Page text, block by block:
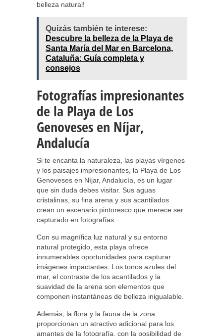
belleza natural!
Quizás también te interese:
Descubre la belleza de la Playa de
Santa María del Mar en Barcelona,
Cataluña: Guía completa y
consejos
Fotografías impresionantes
de la Playa de Los
Genoveses en Níjar,
Andalucía
Si te encanta la naturaleza, las playas vírgenes
y los paisajes impresionantes, la Playa de Los
Genoveses en Níjar, Andalucía, es un lugar
que sin duda debes visitar. Sus aguas
cristalinas, su fina arena y sus acantilados
crean un escenario pintoresco que merece ser
capturado en fotografías.
Con su magnífica luz natural y su entorno
natural protegido, esta playa ofrece
innumerables oportunidades para capturar
imágenes impactantes. Los tonos azules del
mar, el contraste de los acantilados y la
suavidad de la arena son elementos que
componen instantáneas de belleza inigualable.
Además, la flora y la fauna de la zona
proporcionan un atractivo adicional para los
amantes de la fotografía, con la posibilidad de